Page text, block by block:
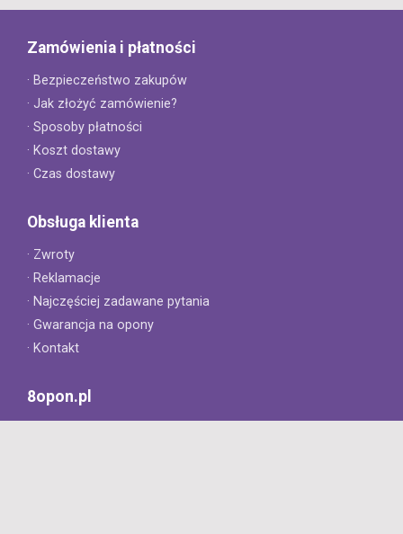
Zamówienia i płatności
· Bezpieczeństwo zakupów
· Jak złożyć zamówienie?
· Sposoby płatności
· Koszt dostawy
· Czas dostawy
Obsługa klienta
· Zwroty
· Reklamacje
· Najczęściej zadawane pytania
· Gwarancja na opony
· Kontakt
8opon.pl